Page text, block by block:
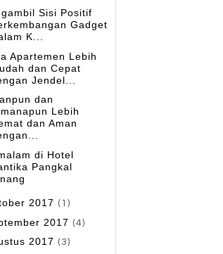
Sisi Positif
Gadget
K...
Apartemen Lebih
dan Cepat
Jendel...
dan
Lebih
dan Aman
di Hotel
Pangkal
2017 (1)
2017 (4)
2017 (3)